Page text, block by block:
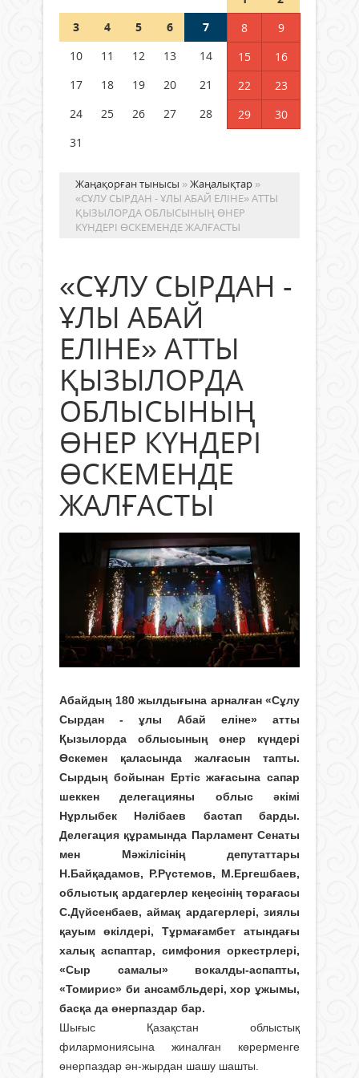
Германия аптап ыстыққа
бастады
04 тамыз 2026 ж.
3
4 5 6 7 8
9
10
11 12 13 14 15
16
17
18 19 20 21 22
23
24
25 26 27 28 29
30
31
Жаңақорған тынысы »Жаңалықтар »
«СҰЛУ СЫРДАН - ҰЛЫ АБАЙ ЕЛІНЕ» АТТЫ
ҚЫЗЫЛОРДА ОБЛЫСЫНЫҢ ӨНЕР
КҮНДЕРІ ӨСКЕМЕНДЕ ЖАЛҒАСТЫ
«СҰЛУ СЫРДАН -
ҰЛЫ АБАЙ
ЕЛІНЕ» АТТЫ
ҚЫЗЫЛОРДА
ОБЛЫСЫНЫҢ
ӨНЕР КҮНДЕРІ
ӨСКЕМЕНДЕ
ЖАЛҒАСТЫ
Абайдың 180 жылдығына арналған «Сұлу
Сырдан - ұлы Абай еліне» атты
Қызылорда облысының өнер күндері
Өскемен қаласында жалғасын тапты.
Сырдың бойынан Ертіс жағасына сапар
шеккен делегацияны облыс әкімі
Нұрлыбек Нәлібаев бастап барды.
Делегация құрамында Парламент Сенаты
мен Мәжілісінің депутаттары
Н.Байқадамов, Р.Рүстемов, М.Ергешбаев,
облыстық ардагерлер кеңесінің төрағасы
С.Дүйсенбаев, аймақ ардагерлері, зиялы
қауым өкілдері, Тұрмағамбет атындағы
халық аспаптар, симфония оркестрлері,
«Сыр самалы» вокалды-аспапты,
«Томирис» би ансамбльдері, хор ұжымы,
басқа да өнерпаздар бар.
Шығыс Қазақстан облыстық
филармониясына жиналған көрерменге
өнерпаздар ән-жырдан шашу шашты.